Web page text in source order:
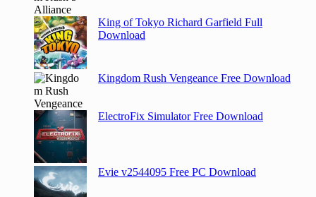
King of Tokyo Richard Garfield Full
Download
Kingdom Rush Vengeance Free Download
ElectroFix Simulator Free Download
Evie v2544095 Free PC Download